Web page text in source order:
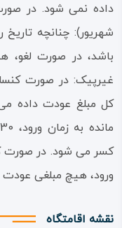
شهریور): چنانچه تاریخ
باشد، در صورت لغو،
ورود، هیچ مبلغی
نقشه اقامتگاه